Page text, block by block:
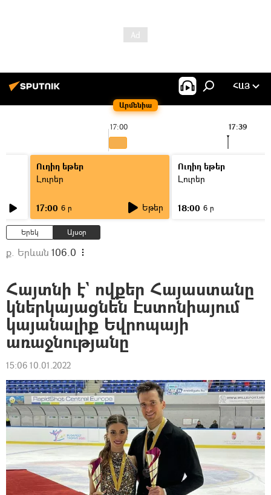
Արմենիա
ՀԱՅ
17:00 17:39
Ուղիղ եթեր
Լուրեր
17:00 6 ր Եթեր
Ուղիղ եթեր
Լուրեր
18:00 6 ր
Երեկ Այսօր
ք. Երևան 106.0
Հայտնի է` ովքեր Հայաստանը
կներկայացնեն Էստոնիայում
կայանալիք Եվրոպայի
առաջնությանը
15:06 10.01.2022